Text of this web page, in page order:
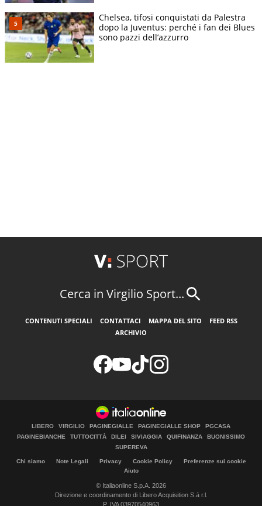
Chelsea, tifosi conquistati da Palestra
dopo la Juventus: perché i fan dei Blues
sono pazzi dell’azzurro
Cerca in Virgilio Sport...
CONTENUTI SPECIALI CONTATTACI MAPPA DEL SITO
FEED RSS
ARCHIVIO
LIBERO VIRGILIO PAGINEGIALLE PAGINEGIALLE SHOP
PGCASA
PAGINEBIANCHE
TUTTOCITTÀ DILEI SIVIAGGIA QUIFINANZA
BUONISSIMO
SUPEREVA
Chi siamo Note Legali Privacy Cookie Policy
Preferenze sui cookie
Aiuto
© Italiaonline S.p.A. 2026
Direzione e coordinamento di Libero Acquisition S.á r.l.
P. IVA 03970540963